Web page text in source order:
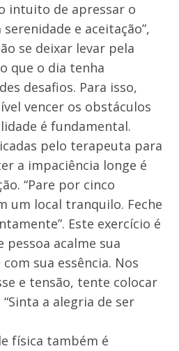
intuito de apressar o
e aceitação”,
se deixar levar pela
que o dia tenha
desafios. Para isso,
vencer os obstáculos
é fundamental.
pelo terapeuta para
a impaciência longe é
“Pare por cinco
um local tranquilo. Feche
Este exercício é
acalme sua
sua essência. Nos
e tensão, tente colocar
a alegria de ser
física também é